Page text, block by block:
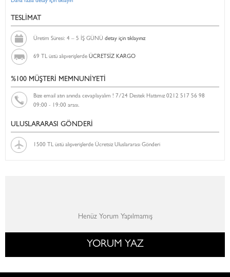
TESLİMAT
Üretim Süresi: 4 – 5 İŞ GÜNÜ detay için tıklayınız
69 TL üstü alışverişlerde ÜCRETSİZ KARGO
%100 MÜŞTERİ MEMNUNİYETİ
Bize email atın anında cevaplayalım ! 7/24 Destek Hattımız 0212 517 56 98
09:00 - 19:00 arası.
ULUSLARARASI GÖNDERİ
1500 TL üstü alışverişlerde Ücretsiz Uluslararası Gönderi
Henüz Yorum Yapılmamış
YORUM YAZ